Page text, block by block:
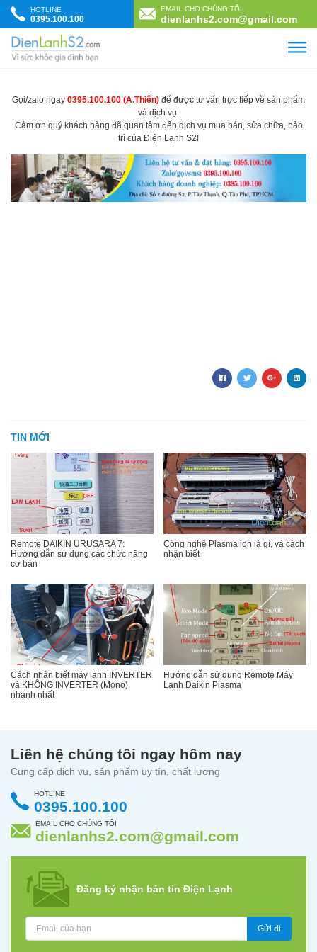
Skip to content
HOTLINE
0395.100.100
EMAIL CHO CHÚNG TÔI
dienlanhs2.com@gmail.com
Gọi/zalo ngay 0395.100.100 (A.Thiên) để được tư vấn trực tiếp về sản phẩm
và dịch vụ.
Cảm ơn quý khách hàng đã quan tâm đến dịch vụ mua bán, sửa chữa, bảo
trì của Điện Lạnh S2!
TIN MỚI
Remote DAIKIN URUSARA 7:
Hướng dẫn sử dụng các chức năng
cơ bản
Công nghệ Plasma ion là gì, và cách
nhận biết
Cách nhận biết máy lạnh INVERTER
và KHÔNG INVERTER (Mono)
nhanh nhất
Hướng dẫn sử dụng Remote Máy
Lạnh Daikin Plasma
Liên hệ chúng tôi ngay hôm nay
Cung cấp dịch vụ, sản phẩm uy tín, chất lượng
HOTLINE
0395.100.100
EMAIL CHO CHÚNG TÔI
dienlanhs2.com@gmail.com
Đăng ký nhận bản tin Điện Lạnh
Gửi đi